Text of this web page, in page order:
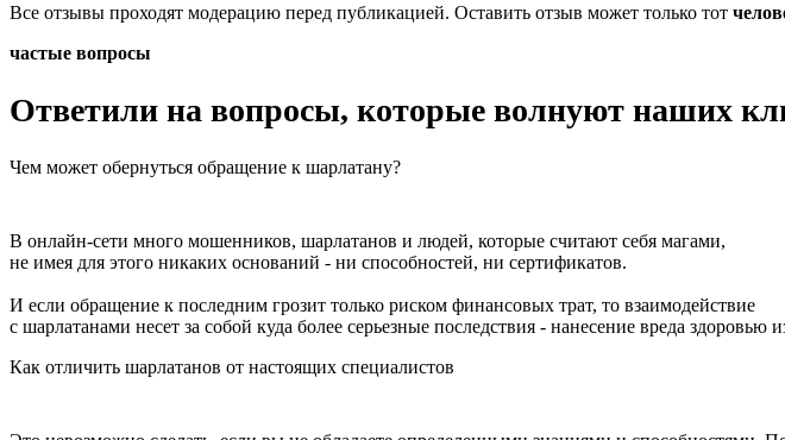
Все отзывы проходят модерацию перед публикацией. Оставить отзыв может только тот
частые вопросы
Ответили на вопросы, которые волнуют наших
Чем может обернуться обращение к шарлатану?
В онлайн-сети много мошенников, шарлатанов и людей, которые считают себя магами,
не имея для этого никаких оснований - ни способностей, ни сертификатов.
И если обращение к последним грозит только риском финансовых трат, то взаимодействие
с шарлатанами несет за собой куда более серьезные последствия - нанесение вреда здоровью
Как отличить шарлатанов от настоящих специалистов